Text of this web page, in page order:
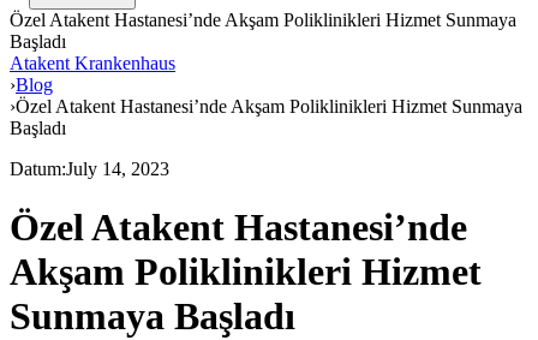
Özel Atakent Hastanesi’nde Akşam Poliklinikleri Hizmet Sunmaya
Başladı
Atakent Krankenhaus
›Blog
›Özel Atakent Hastanesi’nde Akşam Poliklinikleri Hizmet Sunmaya
Başladı
Datum:July 14, 2023
Özel Atakent Hastanesi’nde
Akşam Poliklinikleri Hizmet
Sunmaya Başladı